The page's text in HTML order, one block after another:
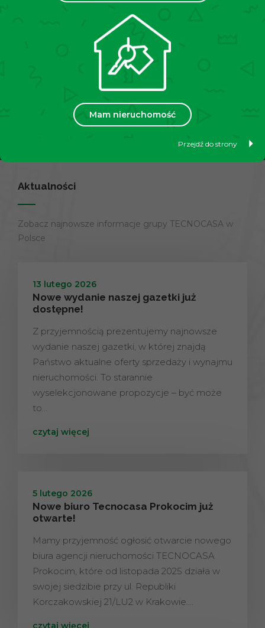
Mam nieruchomość
Przejdź do strony
Chcesz sprzedać lub wynająć
swoją nieruchomość?
Aktualności
Zobacz najnowsze informacje grupy TECNOCASA w
Polsce
13 lutego 2026
Nowe wydanie naszej gazetki już
dostępne!
Z przyjemnością prezentujemy najnowsze
wydanie naszej gazetki, w której znajdą
Państwo aktualne oferty sprzedaży i wynajmu
nieruchomości. To starannie
wyselekcjonowane propozycje – być może
to…
czytaj więcej
5 lutego 2026
Nowe biuro Tecnocasa Prokocim już
otwarte!
Mamy przyjemność ogłosić otwarcie nowego
biura agencji nieruchomości TECNOCASA
Prokocim, które od listopada 2025 działa w
swojej siedzibie przy ul. Republiki
Korczakowskiej 21/LU2 w Krakowie.…
czytaj więcej